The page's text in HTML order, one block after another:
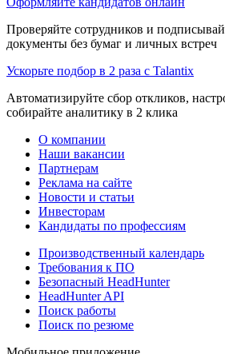
Проверяйте сотрудников и
документы без бумаг и личных встреч
Ускорьте подбор в 2 раза с Talantix
Автоматизируйте сбор откликов,
собирайте аналитику в 2 клика
О компании
Наши вакансии
Партнерам
Реклама на сайте
Новости и статьи
Инвесторам
Кандидаты по профессиям
Производственный календарь
Требования к ПО
Безопасный HeadHunter
HeadHunter API
Поиск работы
Поиск по резюме